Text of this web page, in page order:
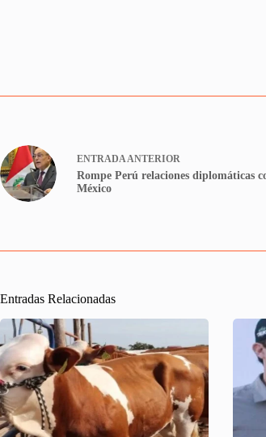
ENTRADAANTERIOR
Rompe Perú relaciones diplomáticas
México
Entradas Relacionadas